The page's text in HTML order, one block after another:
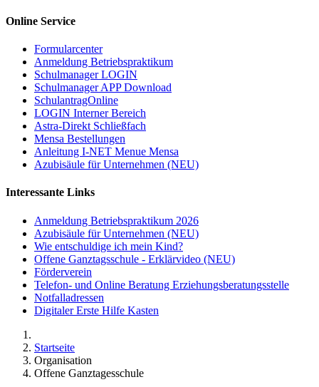
Online Service
Formularcenter
Anmeldung Betriebspraktikum
Schulmanager LOGIN
Schulmanager APP Download
SchulantragOnline
LOGIN Interner Bereich
Astra-Direkt Schließfach
Mensa Bestellungen
Anleitung I-NET Menue Mensa
Azubisäule für Unternehmen (NEU)
Interessante Links
Anmeldung Betriebspraktikum 2026
Azubisäule für Unternehmen (NEU)
Wie entschuldige ich mein Kind?
Offene Ganztagsschule - Erklärvideo (NEU)
Förderverein
Telefon- und Online Beratung Erziehungsberatungsstelle
Notfalladressen
Digitaler Erste Hilfe Kasten
Startseite
Organisation
Offene Ganztagesschule